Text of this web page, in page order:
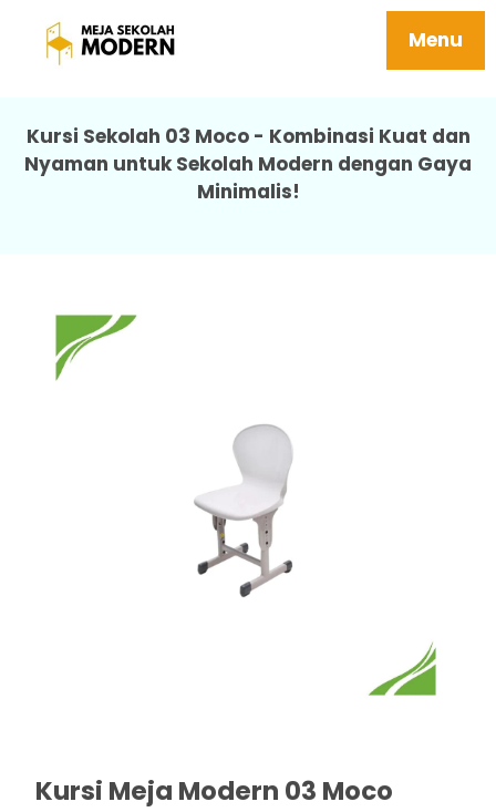
Menu
Meja Kursi Sekolah Bangku Besi Mudah
Perawatan Berkualitas 03 Moco
Kursi Sekolah 03 Moco - Kombinasi Kuat dan
Nyaman untuk Sekolah Modern dengan Gaya
Minimalis!
Kursi Meja Modern 03 Moco